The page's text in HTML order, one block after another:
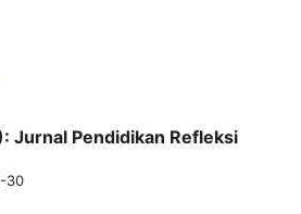
Jurnal Pendidikan Refleksi
30